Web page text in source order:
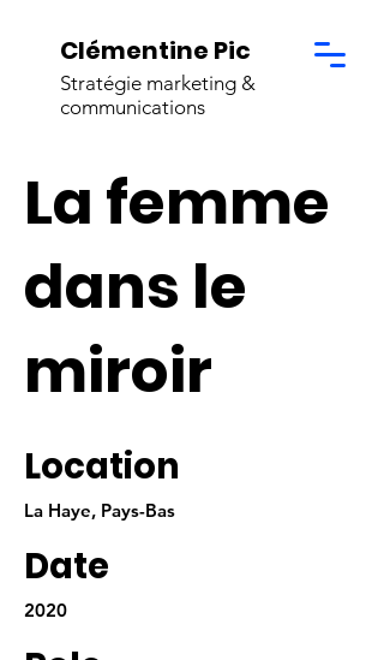
Clémentine Pic
Stratégie marketing &
communications
La femme
dans le
miroir
Location
La Haye, Pays-Bas
Date
2020